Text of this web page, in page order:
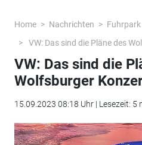
Home Nachrichten
Fuhrpark
VW: Das sind die Pläne des
VW: Das sind die
Wolfsburger
15.09.2023 08:18 Uhr | Lesezeit: 5